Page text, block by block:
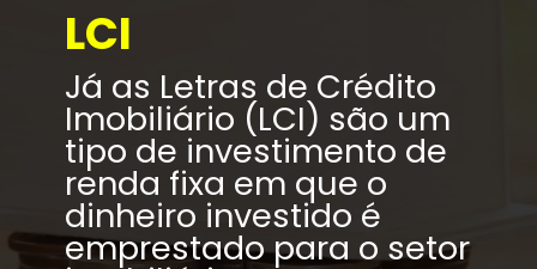
Já as Letras de Crédito
Imobiliário (LCI) são um
tipo de investimento de
renda fixa em que o
dinheiro investido é
emprestado para o setor
LCI